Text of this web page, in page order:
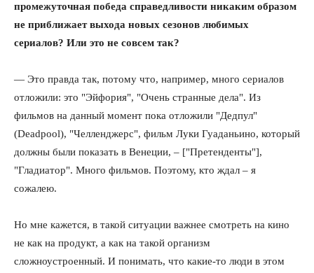
промежуточная победа справедливости никаким образом
не приближает выхода новых сезонов любимых
сериалов? Или это не совсем так?
— Это правда так, потому что, например, много сериалов
отложили: это "Эйфория", "Очень странные дела". Из
фильмов на данный момент пока отложили "Дедпул"
(Deadpool), "Челленджерс", фильм Луки Гуаданьино, который
должны были показать в Венеции, – ["Претенденты"],
"Гладиатор". Много фильмов. Поэтому, кто ждал – я
сожалею.
Но мне кажется, в такой ситуации важнее смотреть на кино
не как на продукт, а как на такой организм
сложноустроенный. И понимать, что какие-то люди в этом